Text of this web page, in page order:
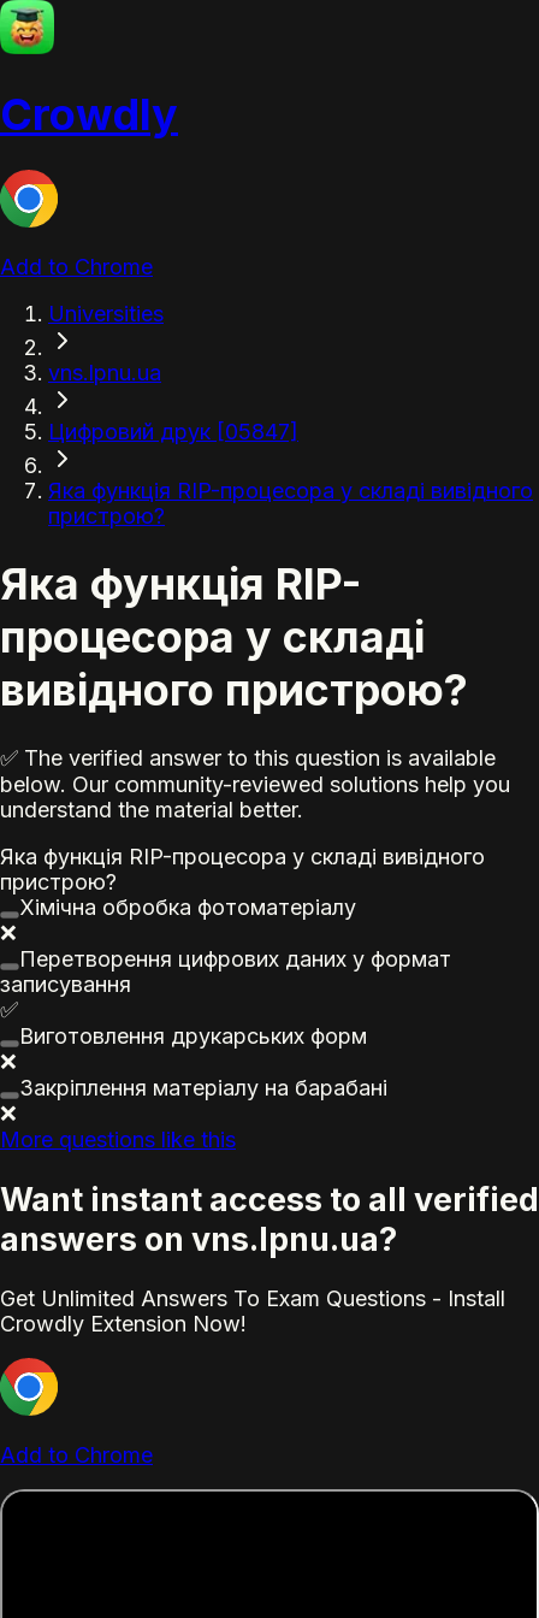
Crowdly
Add to Chrome
Universities
vns.lpnu.ua
Цифровий друк [05847]
Яка функція RIP-процесора у складі вивідного
пристрою?
Яка функція RIP-
процесора у складі
вивідного пристрою?
✅ The verified answer to this question is available
below. Our community-reviewed solutions help you
understand the material better.
Яка функція RIP-процесора у складі вивідного
пристрою?
Хімічна обробка фотоматеріалу
❌
Перетворення цифрових даних у формат
записування
✅
Виготовлення друкарських форм
❌
Закріплення матеріалу на барабані
❌
More questions like this
Want instant access to all verified
answers on vns.lpnu.ua?
Get Unlimited Answers To Exam Questions - Install
Crowdly Extension Now!
Add to Chrome